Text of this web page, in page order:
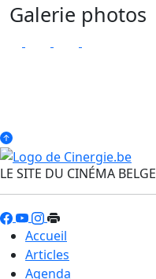
Galerie photos
LE SITE DU CINÉMA BELGE
Accueil
Articles
Agenda